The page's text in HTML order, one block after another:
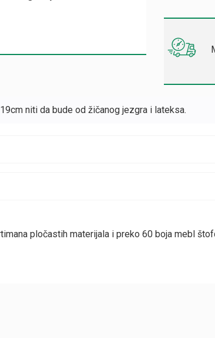
niti da bude od žičanog jezgra i lateksa.
pločastih materijala i preko 60 boja mebl